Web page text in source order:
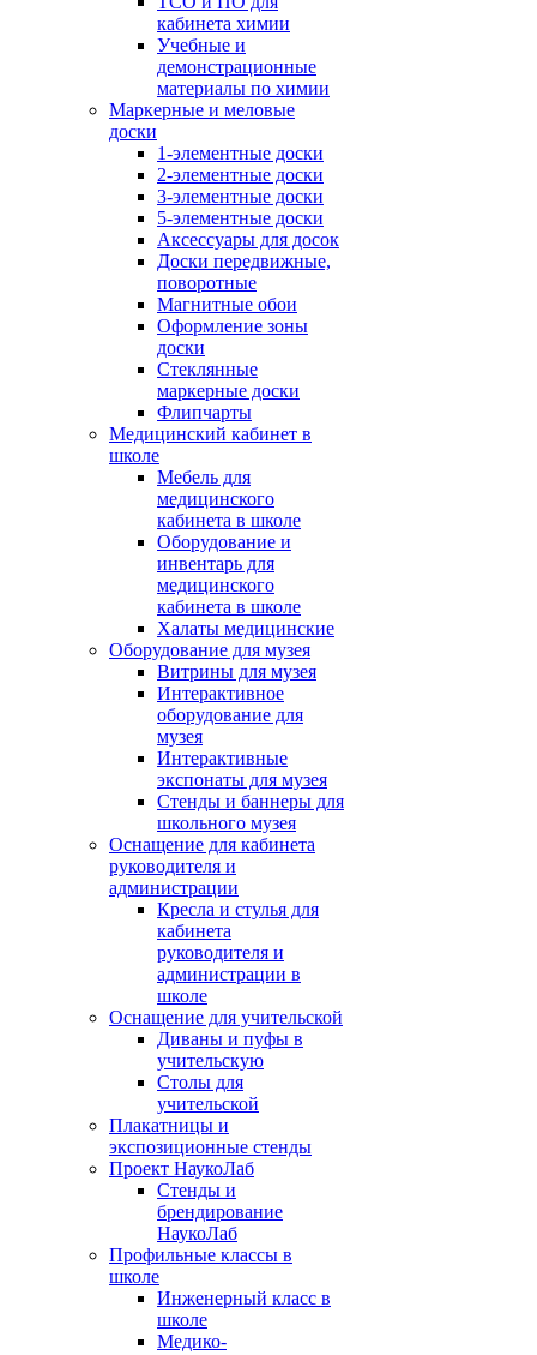
кабинета химии
Учебные и
демонстрационные
материалы по химии
Маркерные и меловые
доски
1-элементные доски
2-элементные доски
3-элементные доски
5-элементные доски
Аксессуары для досок
Доски передвижные,
поворотные
Магнитные обои
Оформление зоны
доски
Стеклянные
маркерные доски
Флипчарты
Медицинский кабинет в
школе
Мебель для
медицинского
кабинета в школе
Оборудование и
инвентарь для
медицинского
кабинета в школе
Халаты медицинские
Оборудование для музея
Витрины для музея
Интерактивное
оборудование для
музея
Интерактивные
экспонаты для музея
Стенды и баннеры для
школьного музея
Оснащение для кабинета
руководителя и
администрации
Кресла и стулья для
кабинета
руководителя и
администрации в
школе
Оснащение для учительской
Диваны и пуфы в
учительскую
Столы для
учительской
Плакатницы и
экспозиционные стенды
Проект НаукоЛаб
Стенды и
брендирование
НаукоЛаб
Профильные классы в
школе
Инженерный класс в
школе
Медико-